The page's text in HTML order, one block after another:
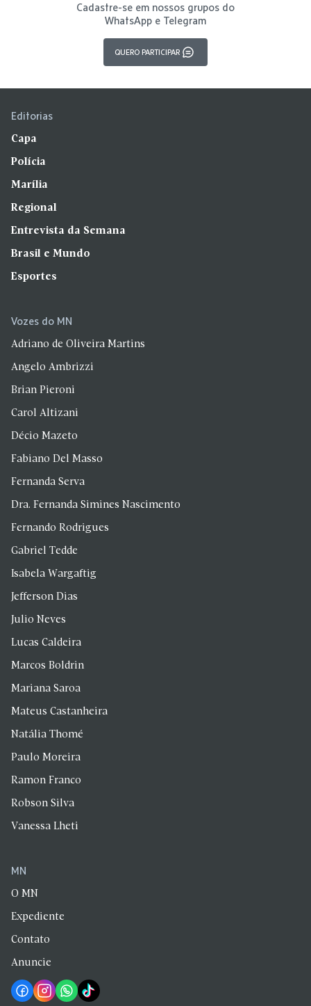
Cadastre-se em nossos grupos do
WhatsApp e Telegram
QUERO PARTICIPAR
Editorias
Capa
Polícia
Marília
Regional
Entrevista da Semana
Brasil e Mundo
Esportes
Vozes do MN
Adriano de Oliveira Martins
Angelo Ambrizzi
Brian Pieroni
Carol Altizani
Décio Mazeto
Fabiano Del Masso
Fernanda Serva
Dra. Fernanda Simines Nascimento
Fernando Rodrigues
Gabriel Tedde
Isabela Wargaftig
Jefferson Dias
Julio Neves
Lucas Caldeira
Marcos Boldrin
Mariana Saroa
Mateus Castanheira
Natália Thomé
Paulo Moreira
Ramon Franco
Robson Silva
Vanessa Lheti
MN
O MN
Expediente
Contato
Anuncie